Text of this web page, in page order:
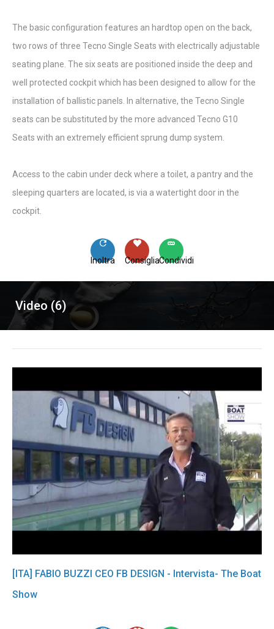
The basic configuration features an hardtop open on the back,
two rows of three Tecno Single Seats with electrically adjustable
seating plane. The six seats are positioned inside the deep and
well protected cockpit which has been designed to allow for the
installation of ballistic panels. In alternative, the Tecno Single
seats can be substituted by the more advanced Tecno G10
Seats with an extremely efficient sprung dump system.
Access to the cabin under deck where a toilet, a pantry and the
sleeping quarters are located, is via a watertight door in the
cockpit.
Condividi
Consiglia
Inoltra
Video (6)
[ITA] FABIO BUZZI CEO FB DESIGN - Intervista- The Boat
Show